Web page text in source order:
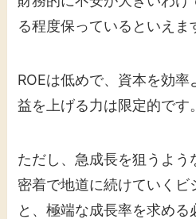
る程度保っているといえま
ROEは低めで、資本を効率
益を上げる力は限定的です。
ただし、急成長を狙うよ
密着で地道に続けていくビ
と、極端な成長率を求める